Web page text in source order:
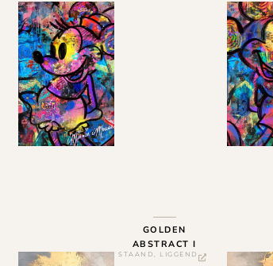
GOLDEN
ABSTRACT I
STAAND, LIGGEND